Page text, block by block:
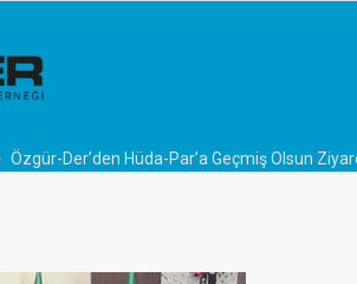
Özgür-Der’den Hüda-Par’a Geçmiş Olsun